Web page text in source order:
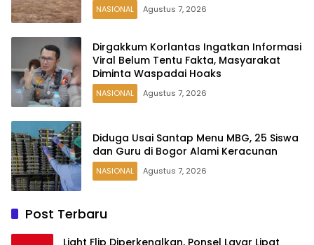
NASIONAL Agustus 7, 2026
Dirgakkum Korlantas Ingatkan Informasi
Viral Belum Tentu Fakta, Masyarakat
Diminta Waspadai Hoaks
NASIONAL Agustus 7, 2026
Diduga Usai Santap Menu MBG, 25 Siswa
dan Guru di Bogor Alami Keracunan
NASIONAL Agustus 7, 2026
Post Terbaru
Light Flip Diperkenalkan, Ponsel Layar Lipat